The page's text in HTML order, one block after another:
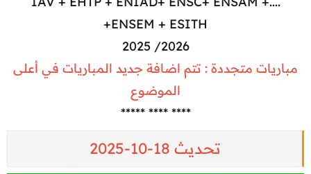
+ENSEM + ESITH
2026/ 2025
مباريات متجددة : تتم اضافة جديد المباريات في أعلى
الموضوع
**** **** *****​
تحديث 18-10-2025